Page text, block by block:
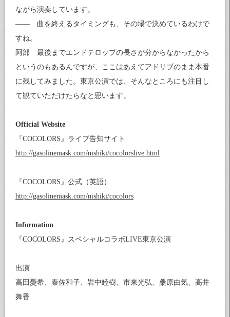
ながら演奏しています。
—— 曲を終えるタイミングも、その場で決めているわけで
すね。
阿部 最後までエンドテロップの長さが分からなかったから
というのもあるんですが、ここはあえてアドリブのまま本番
に残してみました。東京公演では、そんなところにも注目し
て観ていただけたらなと思います。
Official Website
『COCOLORS』ライブ告知サイト
http://gasolinemask.com/nishiki/cocolorslive.html
『COCOLORS』公式（英語）
http://gasolinemask.com/nishiki/cocolors
Information
『COCOLORS』スペシャルコラボLIVE東京公演
出演
高田憂希、秦佐和子、岩中睦樹、市来光弘、桑原由気、高井
舞香